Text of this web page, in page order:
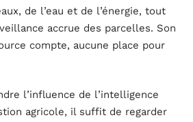
de l’eau et de l’énergie, tout
accrue des parcelles. Son
compte, aucune place pour
l’influence de l’intelligence
agricole, il suffit de regarder